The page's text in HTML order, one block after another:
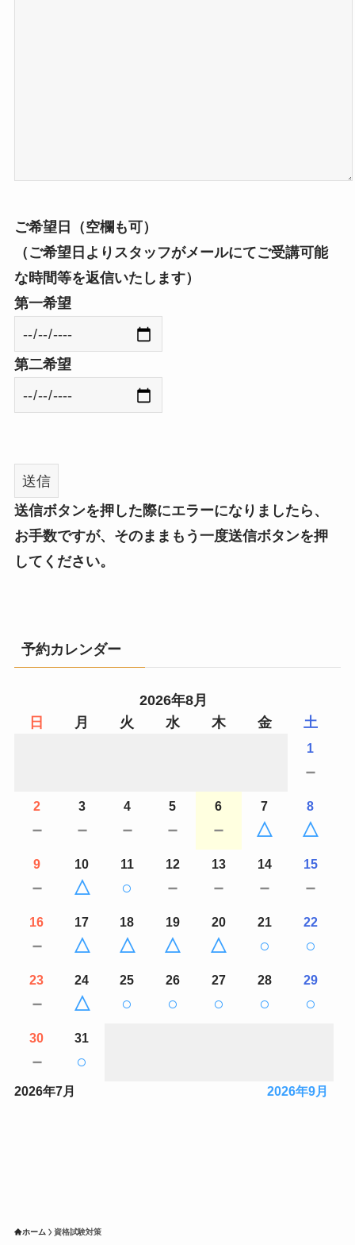
ご希望日（空欄も可）
（ご希望日よりスタッフがメールにてご受講可能
な時間等を返信いたします）
第一希望
第二希望
送信ボタンを押した際にエラーになりましたら、
お手数ですが、そのままもう一度送信ボタンを押
してください。
予約カレンダー
2026年8月
日
月 火 水 木 金 土
1
－
2
－
3
－
4
－
5
－
6
－
7
△
8
△
9
－
10
△
11
○
12
－
13
－
14
－
15
－
16
－
17
△
18
△
19
△
20
△
21
○
22
○
23
－
24
△
25
○
26
○
27
○
28
○
29
○
30
－
31
○
2026年7月 2026年9月
ホーム 資格試験対策